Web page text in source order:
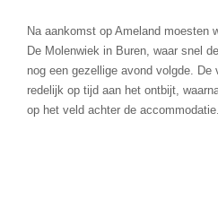
Na aankomst op Ameland moesten
De Molenwiek in Buren, waar snel
nog een gezellige avond volgde.
redelijk op tijd aan het ontbijt,
op het veld achter de accommodatie.